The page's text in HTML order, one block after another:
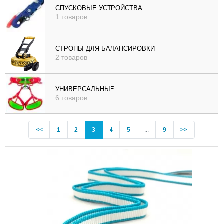
СПУСКОВЫЕ УСТРОЙСТВА
1 товаров
СТРОПЫ ДЛЯ БАЛАНСИРОВКИ
2 товаров
УНИВЕРСАЛЬНЫЕ
6 товаров
<<Previous
1 2 3(current)
4 5 9 >>